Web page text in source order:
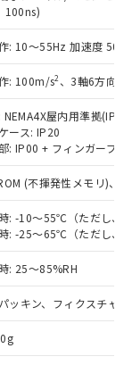
100ns)
: 10～55Hz 加速度
: 100m/s2 、3軸6方向
NEMA4X屋内用準拠
ース: IP20
: IP00 + フィンガープ
(不揮発性メモリ)、
: -10～55℃（ただし、
: -25～65℃（ただし、
: 25～85%RH
ッキン、フィクスチャ
はお客
担当のオ
販売員に
社販売拠
をご確認
を当社の
または開
成サー
、I-Web
る必要が
当社にご
て、当社
当社の製
との取
ること
ル酸ブチ
ジブチル
チル
を超える意
、予定
するこ
タル酸ジ
ルベンジ
てが基
有害物
影響を
へお問
されな
。
はその他
等に一切
販売する
内容を当
当社は、
係者が違
は、取
ンセル
あり
につ
先、ま
ン制御
にご確
状況の
種